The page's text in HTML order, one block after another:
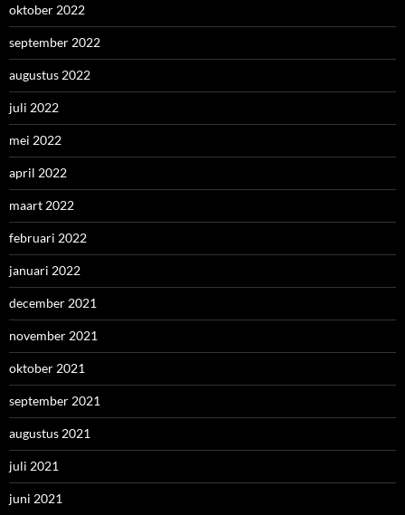
oktober 2022
september 2022
augustus 2022
juli 2022
mei 2022
april 2022
maart 2022
februari 2022
januari 2022
december 2021
november 2021
oktober 2021
september 2021
augustus 2021
juli 2021
juni 2021